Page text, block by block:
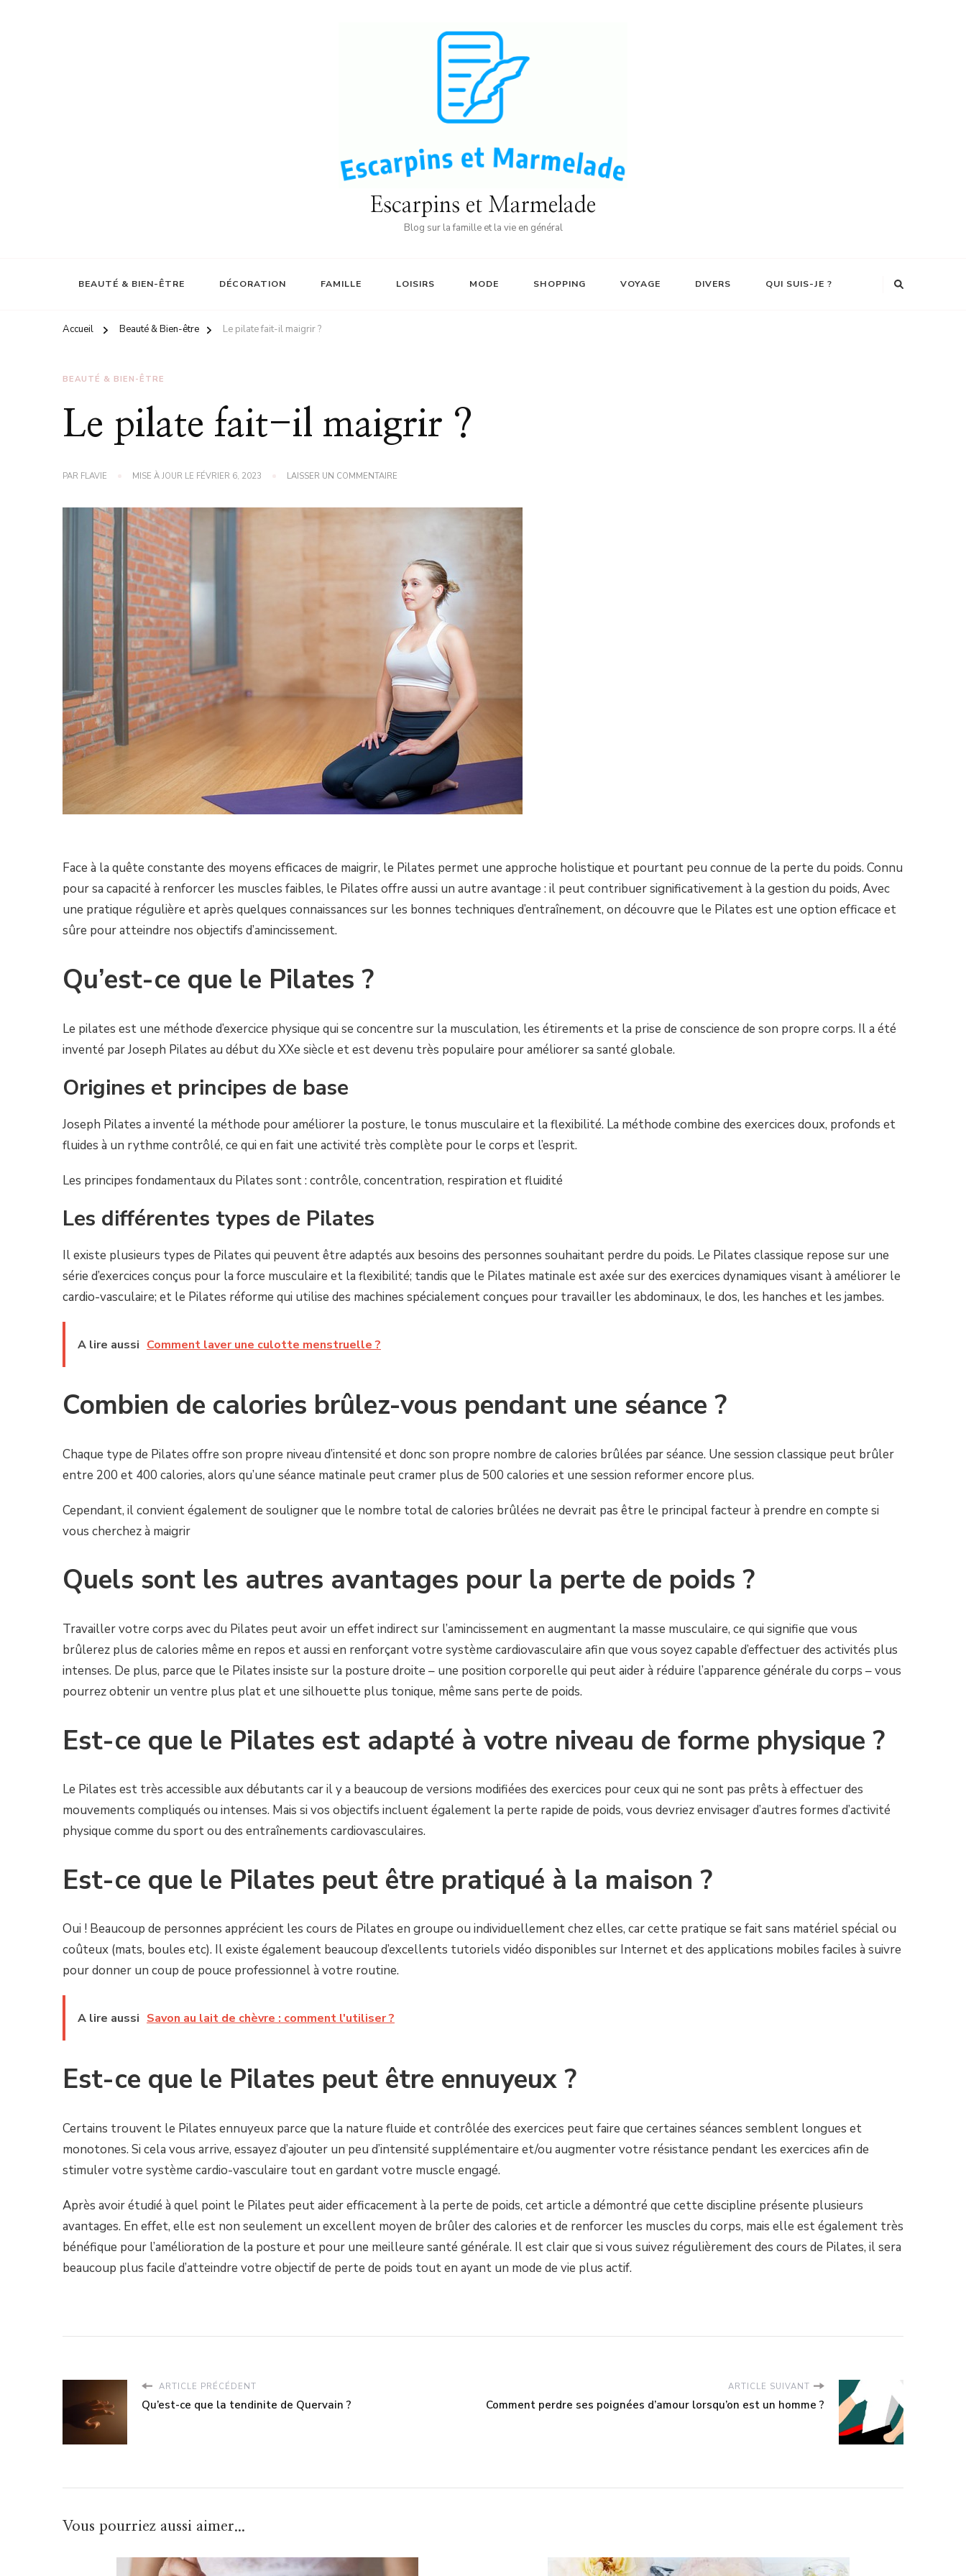
Escarpins et Marmelade
Blog sur la famille et la vie en général
BEAUTÉ & BIEN-ÊTRE DÉCORATION FAMILLE LOISIRS MODE SHOPPING VOYAGE DIVERS QUI SUIS-JE ?
Accueil Beauté & Bien-être Le pilate fait-il maigrir ?
BEAUTÉ & BIEN-ÊTRE
Le pilate fait-il maigrir ?
PAR FLAVIE MISE À JOUR LE FÉVRIER 6, 2023 LAISSER UN COMMENTAIRE
FAIT-
Face à la quête constante des moyens efficaces de maigrir, le Pilates permet une approche holistique et pourtant peu connue de la perte du poids. Connu
pour sa capacité à renforcer les muscles faibles, le Pilates offre aussi un autre avantage : il peut contribuer significativement à la gestion du poids, Avec
une pratique régulière et après quelques connaissances sur les bonnes techniques d’entraînement, on découvre que le Pilates est une option efficace et
sûre pour atteindre nos objectifs d’amincissement.
Qu’est-ce que le Pilates ?
Le pilates est une méthode d’exercice physique qui se concentre sur la musculation, les étirements et la prise de conscience de son propre corps. Il a été
inventé par Joseph Pilates au début du XXe siècle et est devenu très populaire pour améliorer sa santé globale.
Origines et principes de base
Joseph Pilates a inventé la méthode pour améliorer la posture, le tonus musculaire et la flexibilité. La méthode combine des exercices doux, profonds et
fluides à un rythme contrôlé, ce qui en fait une activité très complète pour le corps et l’esprit.
Les principes fondamentaux du Pilates sont : contrôle, concentration, respiration et fluidité
Les différentes types de Pilates
Il existe plusieurs types de Pilates qui peuvent être adaptés aux besoins des personnes souhaitant perdre du poids. Le Pilates classique repose sur une
série d’exercices conçus pour la force musculaire et la flexibilité; tandis que le Pilates matinale est axée sur des exercices dynamiques visant à améliorer le
cardio-vasculaire; et le Pilates réforme qui utilise des machines spécialement conçues pour travailler les abdominaux, le dos, les hanches et les jambes.
A lire aussi Comment laver une culotte menstruelle ?
Combien de calories brûlez-vous pendant une séance ?
Chaque type de Pilates offre son propre niveau d’intensité et donc son propre nombre de calories brûlées par séance. Une session classique peut brûler
entre 200 et 400 calories, alors qu’une séance matinale peut cramer plus de 500 calories et une session reformer encore plus.
Cependant, il convient également de souligner que le nombre total de calories brûlées ne devrait pas être le principal facteur à prendre en compte si
vous cherchez à maigrir
Quels sont les autres avantages pour la perte de poids ?
Travailler votre corps avec du Pilates peut avoir un effet indirect sur l’amincissement en augmentant la masse musculaire, ce qui signifie que vous
brûlerez plus de calories même en repos et aussi en renforçant votre système cardiovasculaire afin que vous soyez capable d’effectuer des activités plus
intenses. De plus, parce que le Pilates insiste sur la posture droite – une position corporelle qui peut aider à réduire l’apparence générale du corps – vous
pourrez obtenir un ventre plus plat et une silhouette plus tonique, même sans perte de poids.
Est-ce que le Pilates est adapté à votre niveau de forme physique ?
Le Pilates est très accessible aux débutants car il y a beaucoup de versions modifiées des exercices pour ceux qui ne sont pas prêts à effectuer des
mouvements compliqués ou intenses. Mais si vos objectifs incluent également la perte rapide de poids, vous devriez envisager d’autres formes d’activité
physique comme du sport ou des entraînements cardiovasculaires.
Est-ce que le Pilates peut être pratiqué à la maison ?
Oui ! Beaucoup de personnes apprécient les cours de Pilates en groupe ou individuellement chez elles, car cette pratique se fait sans matériel spécial ou
coûteux (mats, boules etc). Il existe également beaucoup d’excellents tutoriels vidéo disponibles sur Internet et des applications mobiles faciles à suivre
pour donner un coup de pouce professionnel à votre routine.
A lire aussi Savon au lait de chèvre : comment l'utiliser ?
Est-ce que le Pilates peut être ennuyeux ?
Certains trouvent le Pilates ennuyeux parce que la nature fluide et contrôlée des exercices peut faire que certaines séances semblent longues et
monotones. Si cela vous arrive, essayez d’ajouter un peu d’intensité supplémentaire et/ou augmenter votre résistance pendant les exercices afin de
stimuler votre système cardio-vasculaire tout en gardant votre muscle engagé.
Après avoir étudié à quel point le Pilates peut aider efficacement à la perte de poids, cet article a démontré que cette discipline présente plusieurs
avantages. En effet, elle est non seulement un excellent moyen de brûler des calories et de renforcer les muscles du corps, mais elle est également très
bénéfique pour l’amélioration de la posture et pour une meilleure santé générale. Il est clair que si vous suivez régulièrement des cours de Pilates, il sera
beaucoup plus facile d’atteindre votre objectif de perte de poids tout en ayant un mode de vie plus actif.
ARTICLE PRÉCÉDENT
Qu’est-ce que la tendinite de Quervain ?
ARTICLE SUIVANT
Comment perdre ses poignées d’amour lorsqu’on est un homme ?
Vous pourriez aussi aimer...